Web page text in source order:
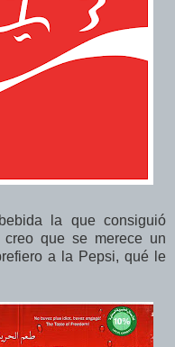
la que consiguió
que se merece un
a la Pepsi, qué le